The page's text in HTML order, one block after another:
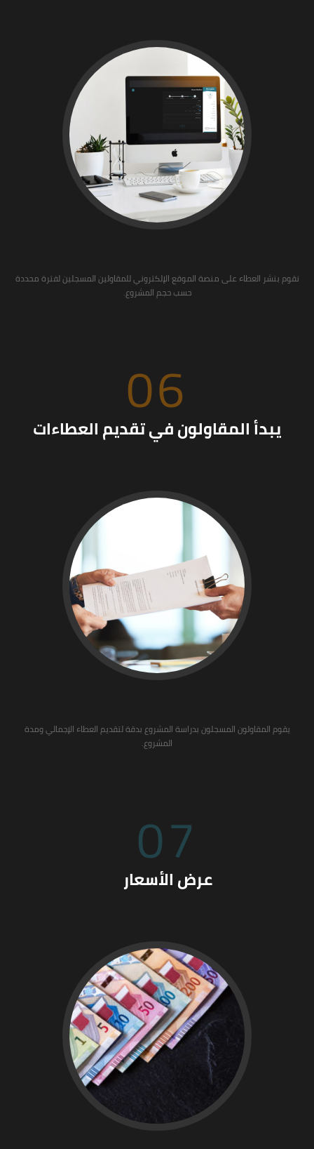
نقوم بنشر العطاء على منصة الموقع الإلكتروني للمقاولين المسجلين لفترة محددة
حسب حجم المشروع.
06
يبدأ المقاولون في تقديم العطاءات
يقوم المقاولون المسجلون بدراسة المشروع بدقة لتقديم العطاء الإجمالي ومدة
المشروع.
07
عرض الأسعار